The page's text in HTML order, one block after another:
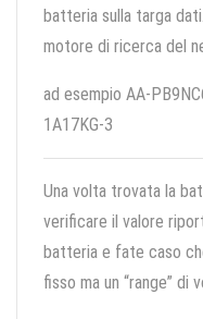
batteria sulla targa
motore di ricerca del
ad esempio AA-
1A17KG-3
Una volta trovata la
verificare il valore
batteria e fate caso
fisso ma un “range” di